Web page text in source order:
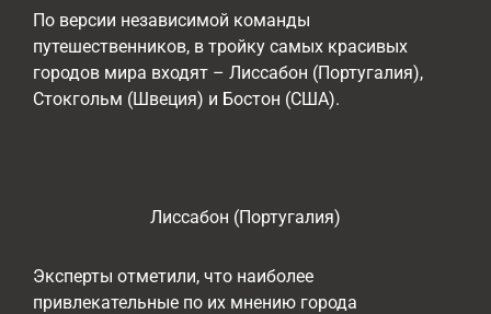
По версии независимой команды
путешественников, в тройку самых красивых
городов мира входят – Лиссабон (Португалия),
Стокгольм (Швеция) и Бостон (США).
Лиссабон (Португалия)
Эксперты отметили, что наиболее
привлекательные по их мнению города